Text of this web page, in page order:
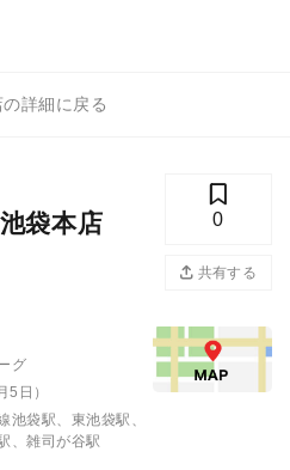
詳細に戻る
袋本店 0
共有する
グ
日）
池袋駅、東池袋駅、
、雑司が谷駅